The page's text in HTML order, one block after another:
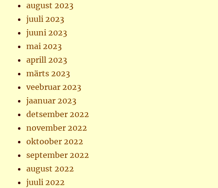
august 2023
juuli 2023
juuni 2023
mai 2023
aprill 2023
märts 2023
veebruar 2023
jaanuar 2023
detsember 2022
november 2022
oktoober 2022
september 2022
august 2022
juuli 2022